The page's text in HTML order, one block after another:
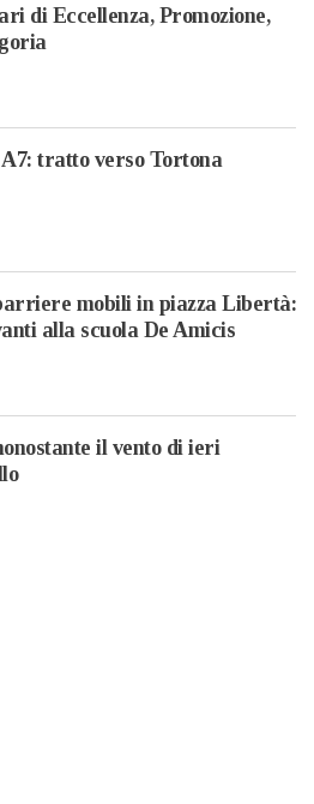
di Eccellenza, Promozione,
tratto verso Tortona
mobili in piazza Libertà:
alla scuola De Amicis
il vento di ieri